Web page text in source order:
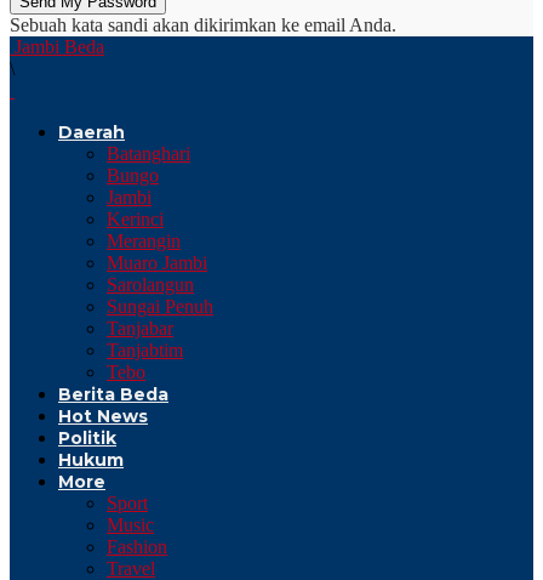
Sebuah kata sandi akan dikirimkan ke email Anda.
Jambi Beda
\
Daerah
Batanghari
Bungo
Jambi
Kerinci
Merangin
Muaro Jambi
Sarolangun
Sungai Penuh
Tanjabar
Tanjabtim
Tebo
Berita Beda
Hot News
Politik
Hukum
More
Sport
Music
Fashion
Travel